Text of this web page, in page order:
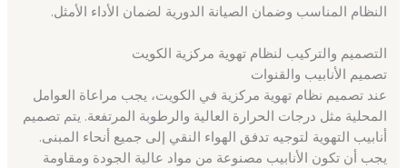
النظام المناسب وضمان الصيانة الدورية لضمان الأداء الأمثل.
التصميم والتركيب لنظام تهوية مركزية الكويت
تصميم الأنابيب والقنوات
عند تصميم نظام تهوية مركزية في الكويت، يجب مراعاة العوامل
المحلية مثل درجات الحرارة العالية والرطوبة المرتفعة. يتم تصميم
أنابيب التهوية لتوجيه تدفق الهواء النقي إلى جميع أنحاء المبنى.
يجب أن تكون الأنابيب مصنوعة من مواد عالية الجودة ومقاومة